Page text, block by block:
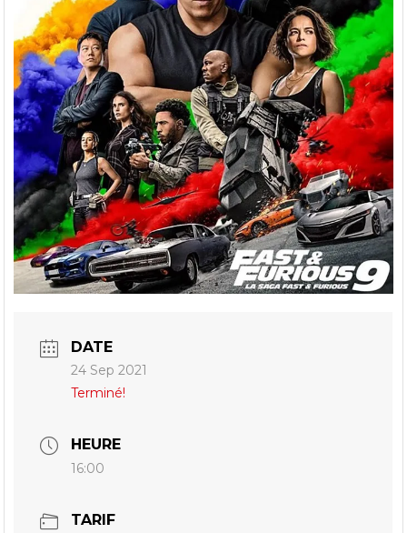
DATE
24 Sep 2021
Terminé!
HEURE
16:00
TARIF